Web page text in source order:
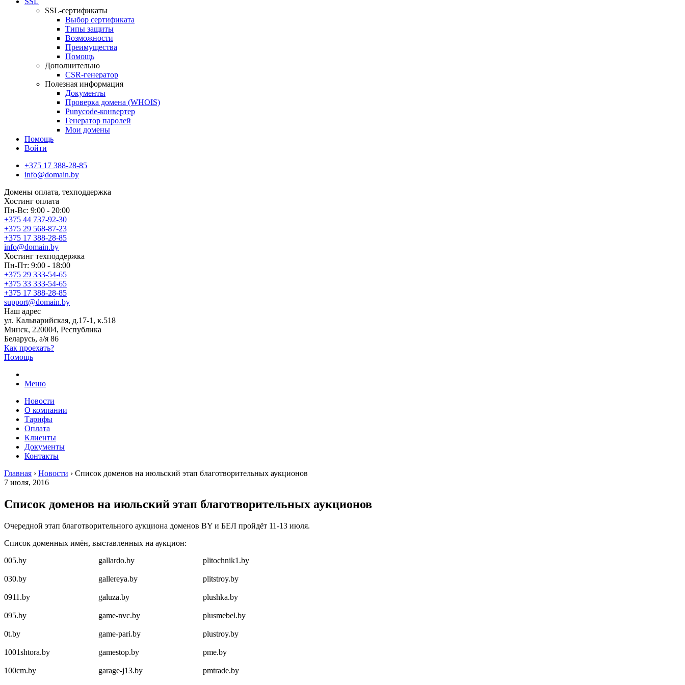
SSL-сертификаты
Выбор сертификата
Типы защиты
Возможности
Преимущества
Помощь
Дополнительно
CSR-генератор
Полезная информация
Документы
Проверка домена (WHOIS)
Punycode-конвертер
Генератор паролей
Мои домены
Помощь
Войти
+375 17 388-28-85
info@domain.by
Домены оплата, техподдержка
Хостинг оплата
Пн-Вс: 9:00 - 20:00
+375 44 737-92-30
+375 29 568-87-23
+375 17 388-28-85
info@domain.by
Хостинг техподдержка
Пн-Пт: 9:00 - 18:00
+375 29 333-54-65
+375 33 333-54-65
+375 17 388-28-85
support@domain.by
Наш адрес
ул. Кальварийская, д.17-1, к.518
Минск, 220004, Республика
Беларусь, а/я 86
Как проехать?
Помощь
Меню
Новости
О компании
Тарифы
Оплата
Клиенты
Документы
Контакты
Главная › Новости › Список доменов на июльский этап благотворительных аукционов
7 июля, 2016
Список доменов на июльский этап благотворительных аукционов
Очередной этап благотворительного аукциона доменов BY и БЕЛ пройдёт 11-13 июля.
Список доменных имён, выставленных на аукцион:
005.by
030.by
0911.by
095.by
0t.by
1001shtora.by
100cm.by
gallardo.by
gallereya.by
galuza.by
game-nvc.by
game-pari.by
gamestop.by
garage-j13.by
plitochnik1.by
plitstroy.by
plushka.by
plusmebel.by
plustroy.by
pme.by
pmtrade.by